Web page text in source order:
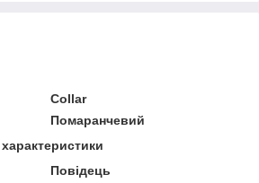
Collar
Помаранчевий
Повідець